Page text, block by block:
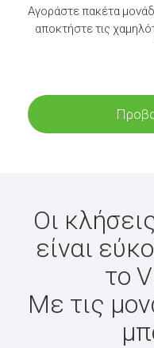
Αγοράστε πακέτα
αποκτήστε τις
Οι
είναι
το
Με τις